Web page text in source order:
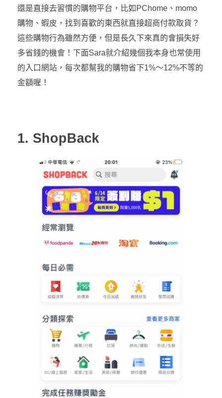
還是直接去習慣的購物平台，比如PChome、momo
購物、蝦皮，找到喜歡的東西就直接超商付款取貨？
這些購物行為雖然方便，但是長久下來真的會損失好
多省錢的機會！下面Sara就介紹幾個我本身也常使用
的入口網站，每次都幫我的購物省下1%～12%不等的
金額喔！
1. ShopBack